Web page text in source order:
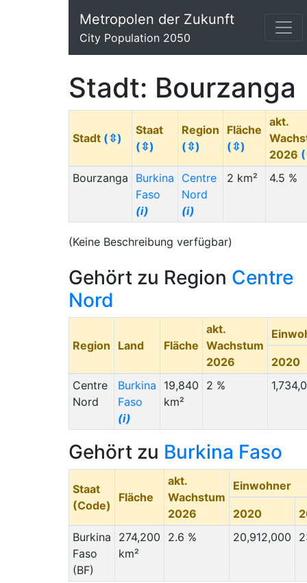
Metropolen der Zukunft
City Population 2050
Stadt: Bourzanga
Stadt (⇳)
Staat
(⇳)
Region
(⇳)
Fläche
(⇳)
akt.
2026
Bourzanga
Burkina
Faso
(i)
Centre
Nord
(i)
2 km² 4.5 %
(Keine Beschreibung verfügbar)
Gehört zu Region Centre
Nord
Region Land Fläche
akt.
Wachstum
2026
2020
Centre
Nord
Burkina
Faso
(i)
19,840
km²
2 %
Gehört zu Burkina Faso
Staat
(Code)
Fläche
akt.
Wachstum
2026
Einwohner
2020
Burkina
Faso
(BF)
274,200
km²
2.6 % 20,912,000